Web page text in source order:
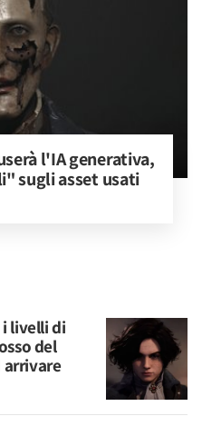
l'IA generativa,
sugli asset usati
i livelli di
del
arrivare